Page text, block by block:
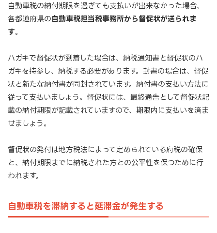
自動車税の納付期限を過ぎても支払いが出来なかった場合、
各都道府県の自動車税担当税事務所から督促状が送られま
す。
ハガキで督促状が到着した場合は、納税通知書と督促状のハ
ガキを持参し、納税する必要があります。封書の場合は、督促
状と新たな納付書が同封されています。納付書の支払い方法に
従って支払いましょう。督促状には、最終通告として督促状記
載の納付期限が記載されていますので、期限内に支払いを済ま
せましょう。
督促状の発付は地方税法によって定められている府税の確保
と、納付期限までに納税された方との公平性を保つために行
われます。
自動車税を滞納すると延滞金が発生する